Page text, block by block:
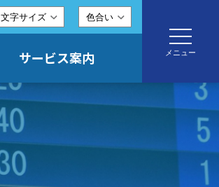
文字サイズ 色合い
サービス案内
toggle
メニュー